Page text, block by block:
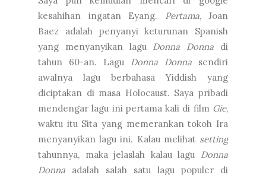
kesahihan ingatan Eyang. Pertama, Joan
Baez adalah penyanyi keturunan Spanish
yang menyanyikan lagu Donna Donna di
tahun 60-an. Lagu Donna Donna sendiri
awalnya lagu berbahasa Yiddish yang
diciptakan di masa Holocaust. Saya pribadi
mendengar lagu ini pertama kali di film Gie,
waktu itu Sita yang memerankan tokoh Ira
menyanyikan lagu ini. Kalau melihat setting
tahunnya, maka jelaslah kalau lagu Donna
Donna adalah salah satu lagu populer di